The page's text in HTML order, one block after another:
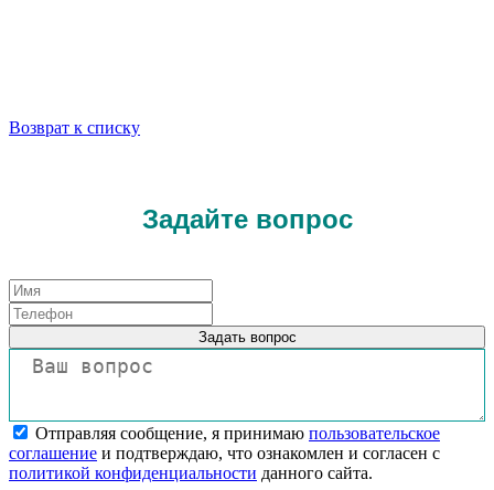
Возврат к списку
Задайте вопрос
Задать вопрос
Отправляя сообщение, я принимаю пользовательское
соглашение и подтверждаю, что ознакомлен и согласен с
политикой конфиденциальности данного сайта.